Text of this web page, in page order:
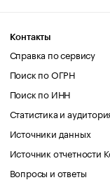
Контакты
Справка по сервису
Поиск по ОГРН
Поиск по ИНН
Статистика и
Источники данных
Источник отчетности
Вопросы и ответы